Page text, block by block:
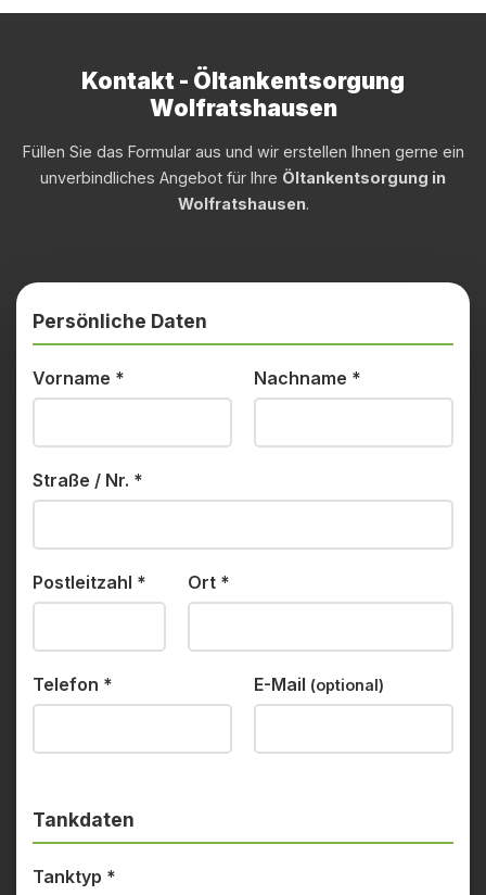
Kontakt - Öltankentsorgung
Wolfratshausen
Füllen Sie das Formular aus und wir erstellen Ihnen gerne ein
unverbindliches Angebot für Ihre Öltankentsorgung in
Wolfratshausen.
Persönliche Daten
Vorname * Nachname *
Straße / Nr. *
Postleitzahl * Ort *
Telefon * E-Mail (optional)
Tankdaten
Tanktyp *